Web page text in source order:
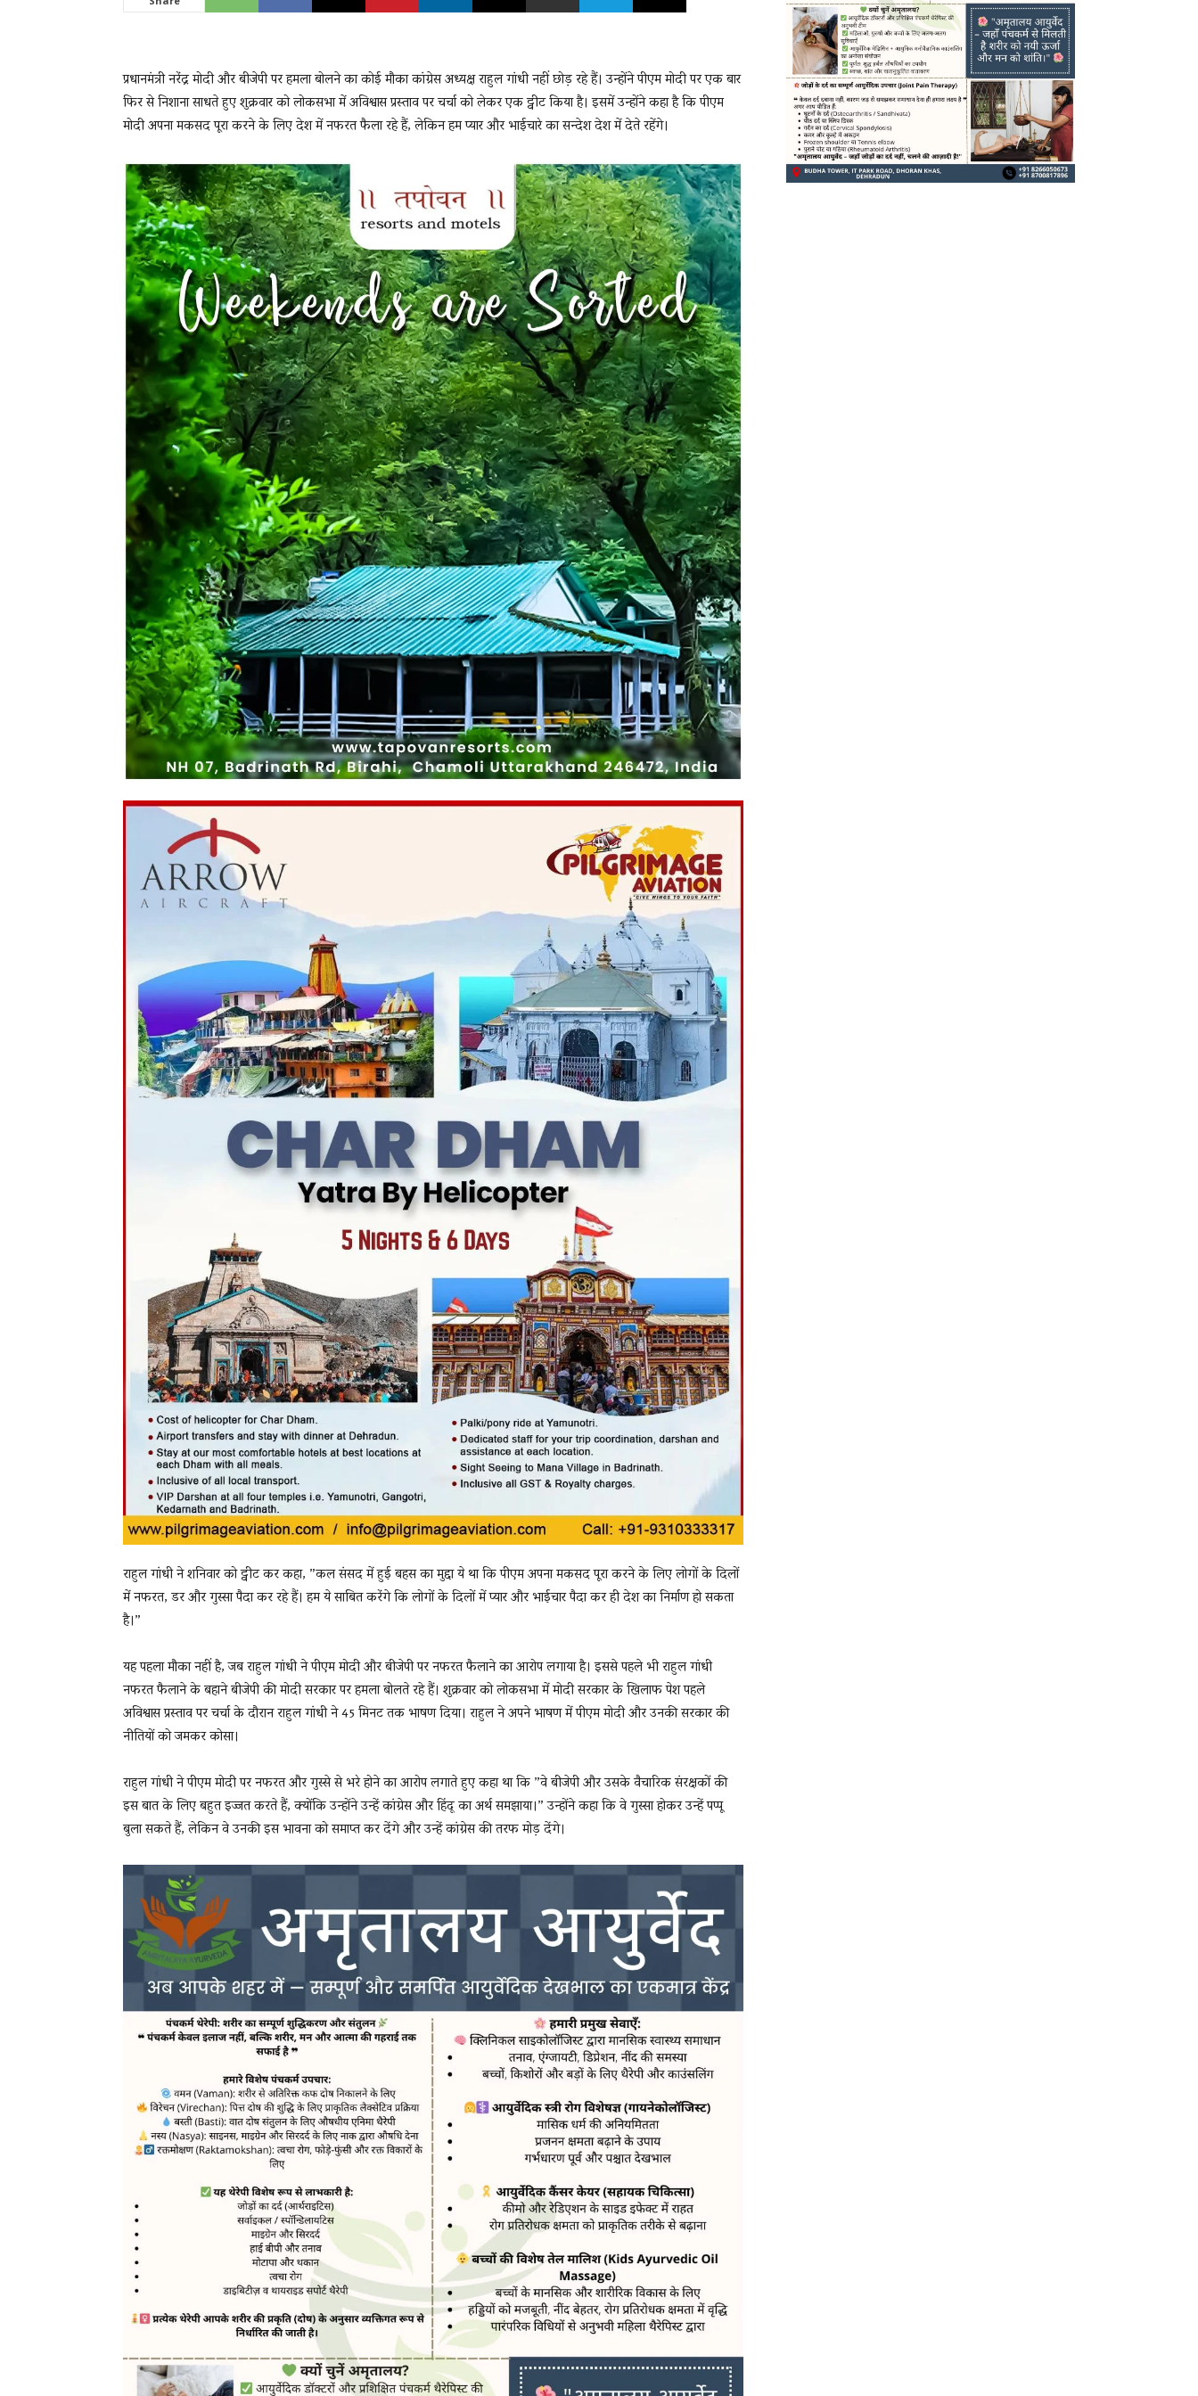
LIVE
प्रधानमंत्री नरेंद्र मोदी और बीजेपी पर हमला बोलने का कोई मौका कांग्रेस अध्यक्ष राहुल गांधी नहीं छोड़ रहे हैं। उन्होंने पीएम मोदी पर एक बार
फिर से निशाना साधते हुए शुक्रवार को लोकसभा में अविश्वास प्रस्ताव पर चर्चा को लेकर एक ट्वीट किया है। इसमें उन्होंने कहा है कि पीएम
मोदी अपना मकसद पूरा करने के लिए देश में नफरत फैला रहे हैं, लेकिन हम प्यार और भाईचारे का सन्देश देश में देते रहेंगे।
राहुल गांधी ने शनिवार को ट्वीट कर कहा, ”कल संसद में हुई बहस का मुद्दा ये था कि पीएम अपना मकसद पूरा करने के लिए लोगों के दिलों
में नफरत, डर और गुस्सा पैदा कर रहे हैं। हम ये साबित करेंगे कि लोगों के दिलों में प्यार और भाईचार पैदा कर ही देश का निर्माण हो सकता
है।”
यह पहला मौका नहीं है, जब राहुल गांधी ने पीएम मोदी और बीजेपी पर नफरत फैलाने का आरोप लगाया है। इससे पहले भी राहुल गांधी
नफरत फैलाने के बहाने बीजेपी की मोदी सरकार पर हमला बोलते रहे हैं। शुक्रवार को लोकसभा में मोदी सरकार के खिलाफ पेश पहले
अविश्वास प्रस्ताव पर चर्चा के दौरान राहुल गांधी ने 45 मिनट तक भाषण दिया। राहुल ने अपने भाषण में पीएम मोदी और उनकी सरकार की
नीतियों को जमकर कोसा।
राहुल गांधी ने पीएम मोदी पर नफरत और गुस्से से भरे होने का आरोप लगाते हुए कहा था कि ”वे बीजेपी और उसके वैचारिक संरक्षकों की
इस बात के लिए बहुत इज्जत करते हैं, क्योंकि उन्होंने उन्हें कांग्रेस और हिंदू का अर्थ समझाया।” उन्होंने कहा कि वे गुस्सा होकर उन्हें पप्पू
बुला सकते हैं, लेकिन वे उनकी इस भावना को समाप्त कर देंगे और उन्हें कांग्रेस की तरफ मोड़ देंगे।